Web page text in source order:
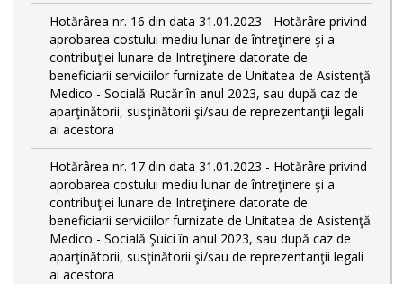
Hotărârea nr. 16 din data 31.01.2023 - Hotărâre privind
aprobarea costului mediu lunar de întreţinere şi a
contribuţiei lunare de Intreţinere datorate de
beneficiarii serviciilor furnizate de Unitatea de Asistenţă
Medico - Socială Rucăr în anul 2023, sau după caz de
aparţinătorii, susţinătorii şi/sau de reprezentanţii legali
ai acestora
Hotărârea nr. 17 din data 31.01.2023 - Hotărâre privind
aprobarea costului mediu lunar de întreţinere şi a
contribuţiei lunare de Intreţinere datorate de
beneficiarii serviciilor furnizate de Unitatea de Asistenţă
Medico - Socială Şuici în anul 2023, sau după caz de
aparţinătorii, susţinătorii şi/sau de reprezentanţii legali
ai acestora